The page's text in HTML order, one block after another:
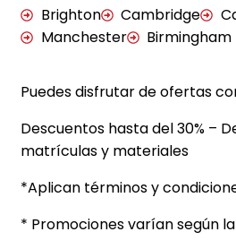
Brighton
Cambridge
Manchester
Birmingham
Puedes disfrutar de ofertas
Descuentos hasta del 30% –
matrículas y materiales
*Aplican términos y
* Promociones varían según